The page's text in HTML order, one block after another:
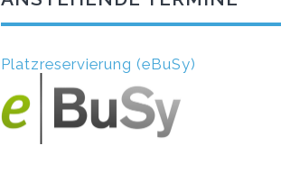
Platzreservierung (eBuSy)